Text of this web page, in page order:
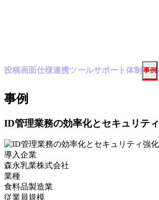
投稿画面仕様連携ツールサポート体制 事例
事例
ID管理業務の効率化とセキュリテ
導入企業
森永乳業株式会社
業種
食料品製造業
従業員規模